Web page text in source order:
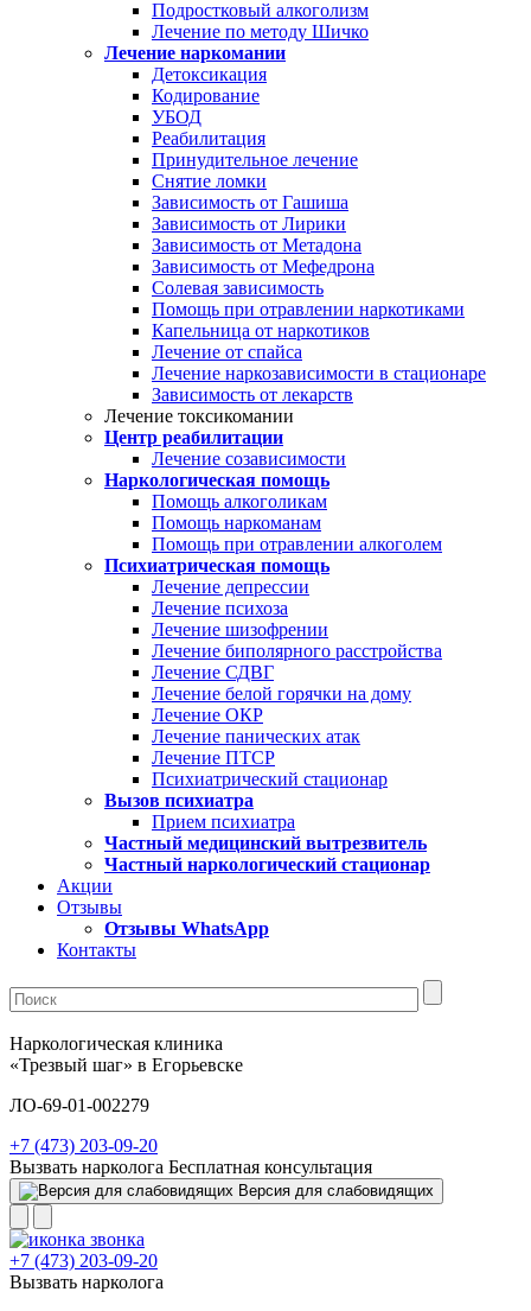
Подростковый алкоголизм
Лечение по методу Шичко
Лечение наркомании
Детоксикация
Кодирование
УБОД
Реабилитация
Принудительное лечение
Снятие ломки
Зависимость от Гашиша
Зависимость от Лирики
Зависимость от Метадона
Зависимость от Мефедрона
Солевая зависимость
Помощь при отравлении наркотиками
Капельница от наркотиков
Лечение от спайса
Лечение наркозависимости в стационаре
Зависимость от лекарств
Лечение токсикомании
Центр реабилитации
Лечение созависимости
Наркологическая помощь
Помощь алкоголикам
Помощь наркоманам
Помощь при отравлении алкоголем
Психиатрическая помощь
Лечение депрессии
Лечение психоза
Лечение шизофрении
Лечение биполярного расстройства
Лечение СДВГ
Лечение белой горячки на дому
Лечение ОКР
Лечение панических атак
Лечение ПТСР
Психиатрический стационар
Вызов психиатра
Прием психиатра
Частный медицинский вытрезвитель
Частный наркологический стационар
Акции
Отзывы
Отзывы WhatsApp
Контакты
Наркологическая клиника
«Трезвый шаг» в Егорьевске
ЛО-69-01-002279
+7 (473) 203-09-20
Вызвать нарколога Бесплатная консультация
Версия для слабовидящих
+7 (473) 203-09-20
Вызвать нарколога